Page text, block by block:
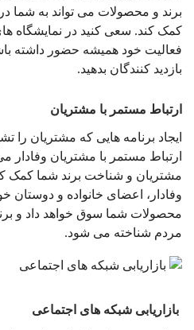
برند و محصولات می تواند به شما
کمک کند. سعی کنید در
فعالیت خود همیشه حضور داشته
بازدید کنندگان بدهید.
ارتباط مستمر با مشتریان
ایجاد برنامه هایی که مشتریان را
ارتباط مستمر با مشتریان وفادار
مشتریان و شناخت برند شما کمک
وفادار، اعضای خانواده و دوستان
محصولات شما سوق خواهد داد و
مردم شناخته می شود.
بازاریابی شبکه های اجتماعی